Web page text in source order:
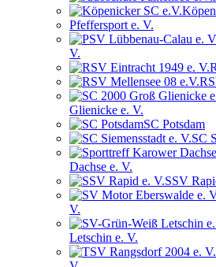
Pfeffersport e. V.
V.
Glienicke e. V.
SC Potsdam
SC
Dachse e. V.
SSV
V.
Letschin e. V.